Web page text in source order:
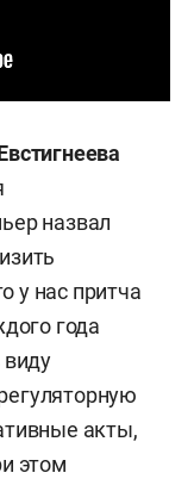
назвал
у нас притча
года
акты,
этом